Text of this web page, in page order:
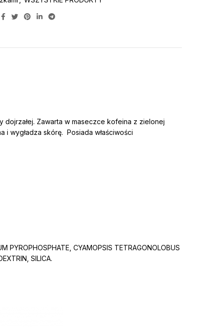
Zawarta w maseczce kofeina z zielonej
wygładza skórę. Posiada właściwości
PYROPHOSPHATE, CYAMOPSIS TETRAGONOLOBUS
SILICA.